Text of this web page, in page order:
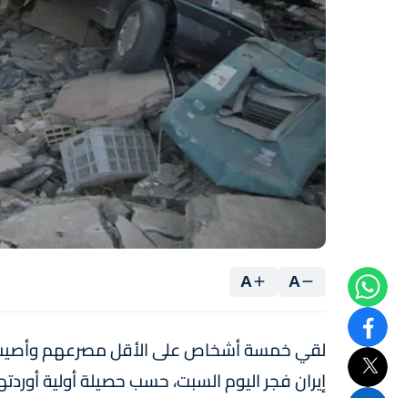
A
A
إيران فجر اليوم السبت، حسب حصيلة أولية أوردتها